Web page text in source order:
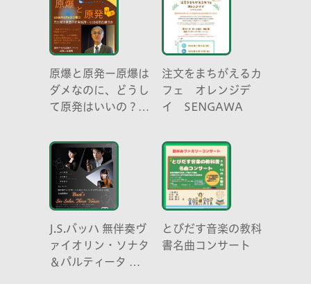
原爆と原発ー原爆は
ダメなのに、どうし
て原発はいいの？
験所・小出裕章氏講
演会
注文をまちがえるカ
フェ オレンジデ
イ SENGAWA
J.S.バッハ 無伴奏ヴ
ァイオリン・ソナタ
＆パルティータ 全
とびだす音楽の教科
書名曲コンサート